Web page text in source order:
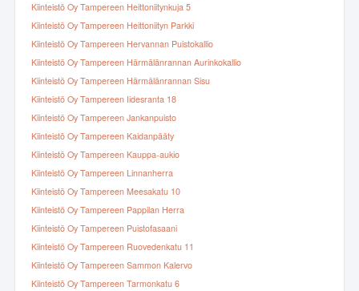
Kiinteistö Oy Tampereen Heittoniitynkuja 5
Kiinteistö Oy Tampereen Heittoniityn Parkki
Kiinteistö Oy Tampereen Hervannan Puistokallio
Kiinteistö Oy Tampereen Härmälänrannan Aurinkokallio
Kiinteistö Oy Tampereen Härmälänrannan Sisu
Kiinteistö Oy Tampereen Iidesranta 18
Kiinteistö Oy Tampereen Jankanpuisto
Kiinteistö Oy Tampereen Kaidanpääty
Kiinteistö Oy Tampereen Kauppa-aukio
Kiinteistö Oy Tampereen Linnanherra
Kiinteistö Oy Tampereen Meesakatu 10
Kiinteistö Oy Tampereen Pappilan Herra
Kiinteistö Oy Tampereen Puistofasaani
Kiinteistö Oy Tampereen Ruovedenkatu 11
Kiinteistö Oy Tampereen Sammon Kalervo
Kiinteistö Oy Tampereen Tarmonkatu 6